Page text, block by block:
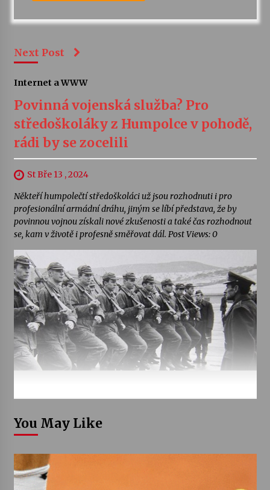
Next Post
Internet a WWW
Povinná vojenská služba? Pro
středoškoláky z Humpolce v pohodě,
rádi by se zocelili
St Bře 13 , 2024
Někteří humpolečtí středoškoláci už jsou rozhodnuti i pro
profesionální armádní dráhu, jiným se líbí představa, že by
povinnou vojnou získali nové zkušenosti a také čas rozhodnout
se, kam v životě i profesně směřovat dál. Post Views: 0
You May Like